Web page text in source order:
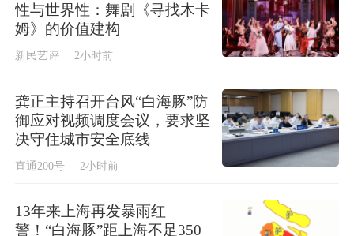
性与世界性：舞剧《寻找木卡
姆》的价值建构
新民艺评 2小时前
龚正主持召开台风“白海豚”防
御应对视频调度会议，要求坚
决守住城市安全底线
直通200号 2小时前
13年来上海再发暴雨红
警！“白海豚”距上海不足350